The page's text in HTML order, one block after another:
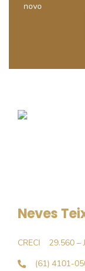
novo
Neves
CRECI
29.560 – J
(61) 4101-